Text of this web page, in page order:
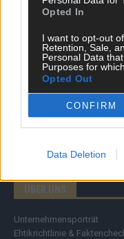
Opted In
I want to opt-out
Retention, Sale,
Personal Data
Purposes for
Opted Out
CONFIRM
Data Deletion
Meinung
Eurovision
FLASH – DAS
ÜBER UNS
Unternehmensporträt
Ehtikrichtlinie &